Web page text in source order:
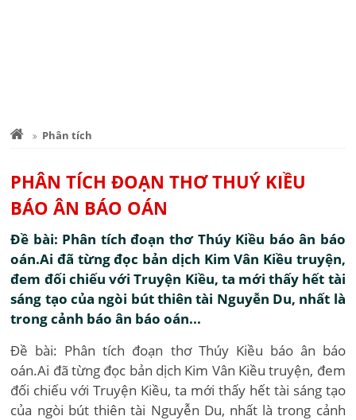
Phân tích
PHÂN TÍCH ĐOẠN THƠ THUÝ KIỀU
BÁO ÂN BÁO OÁN
Đề bài: Phân tích đoạn thơ Thúy Kiều báo ân báo
oán.Ai đã từng đọc bản dịch Kim Vân Kiều truyện,
đem đối chiếu với Truyện Kiều, ta mới thấy hết tài
sáng tạo của ngòi bút thiên tài Nguyễn Du, nhất là
trong cảnh báo ân báo oán...
Đề bài: Phân tích đoạn thơ Thúy Kiều báo ân báo
oán.Ai đã từng đọc bản dịch Kim Vân Kiều truyện, đem
đối chiếu với Truyện Kiều, ta mới thấy hết tài sáng tạo
của ngòi bút thiên tài Nguyễn Du, nhất là trong cảnh